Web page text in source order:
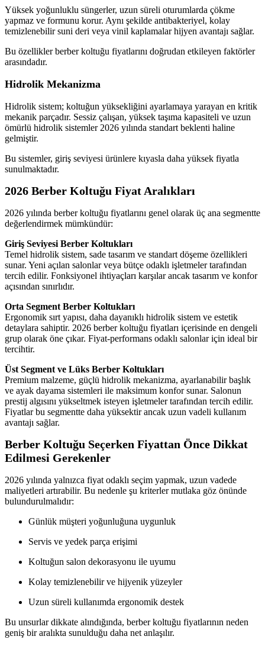
Yüksek yoğunluklu süngerler, uzun süreli oturumlarda çökme
yapmaz ve formunu korur. Aynı şekilde antibakteriyel, kolay
temizlenebilir suni deri veya vinil kaplamalar hijyen avantajı sağlar.
Bu özellikler berber koltuğu fiyatlarını doğrudan etkileyen faktörler
arasındadır.
Hidrolik Mekanizma
Hidrolik sistem; koltuğun yüksekliğini ayarlamaya yarayan en kritik
mekanik parçadır. Sessiz çalışan, yüksek taşıma kapasiteli ve uzun
ömürlü hidrolik sistemler 2026 yılında standart beklenti haline
gelmiştir.
Bu sistemler, giriş seviyesi ürünlere kıyasla daha yüksek fiyatla
sunulmaktadır.
2026 Berber Koltuğu Fiyat Aralıkları
2026 yılında berber koltuğu fiyatlarını genel olarak üç ana segmentte
değerlendirmek mümkündür:
Giriş Seviyesi Berber Koltukları
Temel hidrolik sistem, sade tasarım ve standart döşeme özellikleri
sunar. Yeni açılan salonlar veya bütçe odaklı işletmeler tarafından
tercih edilir. Fonksiyonel ihtiyaçları karşılar ancak tasarım ve konfor
açısından sınırlıdır.
Orta Segment Berber Koltukları
Ergonomik sırt yapısı, daha dayanıklı hidrolik sistem ve estetik
detaylara sahiptir. 2026 berber koltuğu fiyatları içerisinde en dengeli
grup olarak öne çıkar. Fiyat-performans odaklı salonlar için ideal bir
tercihtir.
Üst Segment ve Lüks Berber Koltukları
Premium malzeme, güçlü hidrolik mekanizma, ayarlanabilir başlık
ve ayak dayama sistemleri ile maksimum konfor sunar. Salonun
prestij algısını yükseltmek isteyen işletmeler tarafından tercih edilir.
Fiyatlar bu segmentte daha yüksektir ancak uzun vadeli kullanım
avantajı sağlar.
Berber Koltuğu Seçerken Fiyattan Önce Dikkat
Edilmesi Gerekenler
2026 yılında yalnızca fiyat odaklı seçim yapmak, uzun vadede
maliyetleri artırabilir. Bu nedenle şu kriterler mutlaka göz önünde
bulundurulmalıdır:
Günlük müşteri yoğunluğuna uygunluk
Servis ve yedek parça erişimi
Koltuğun salon dekorasyonu ile uyumu
Kolay temizlenebilir ve hijyenik yüzeyler
Uzun süreli kullanımda ergonomik destek
Bu unsurlar dikkate alındığında, berber koltuğu fiyatlarının neden
geniş bir aralıkta sunulduğu daha net anlaşılır.